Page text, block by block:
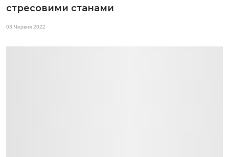
стресовими станами
03 Червня 2022